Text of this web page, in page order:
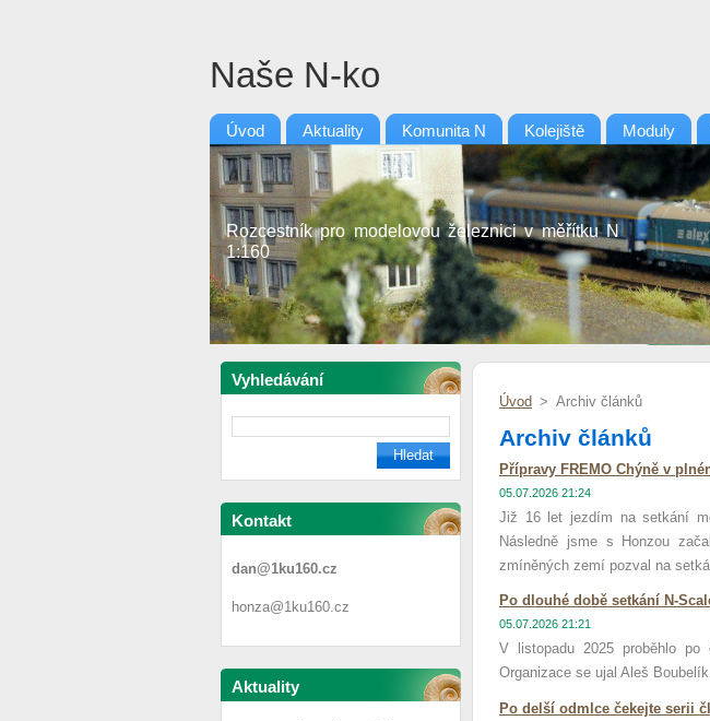
Naše N-ko
Úvod Aktuality Komunita N Kolejiště Moduly
Rozcestník pro modelovou železnici v měřítku N
1:160
Vyhledávání
Kontakt
dan@1ku160.cz
honza@1ku160.cz
Aktuality
Úvod > Archiv článků
Archiv článků
Přípravy FREMO Chýně v
05.07.2026 21:24
Již 16 let jezdím na setkání
Následně jsme s Honzou
zmíněných zemí pozval na
Po dlouhé době setkání N-
05.07.2026 21:21
V listopadu 2025 proběhlo
Organizace se ujal Aleš
Po delší odmlce čekejte serii